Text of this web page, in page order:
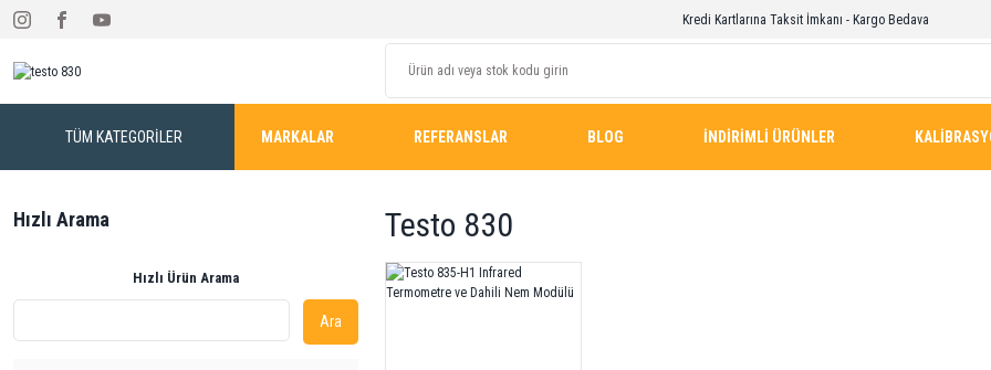
Kredi Kartlarına Taksit İmkanı - Kargo Bedava
TÜM KATEGORİLER MARKALAR REFERANSLAR BLOG İNDİRİMLİ ÜRÜNLER
Hızlı Arama
Hızlı Ürün Arama
Ara
Testo 830